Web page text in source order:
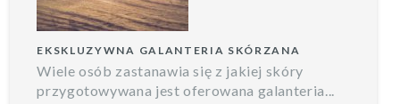
EKSKLUZYWNA GALANTERIA SKÓRZANA
Wiele osób zastanawia się z jakiej skóry
przygotowywana jest oferowana galanteria...